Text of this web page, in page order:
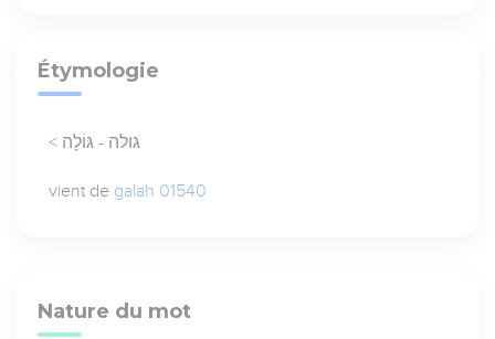
Étymologie
< גולה - גּוֹלָה
vient de galah 01540
Nature du mot